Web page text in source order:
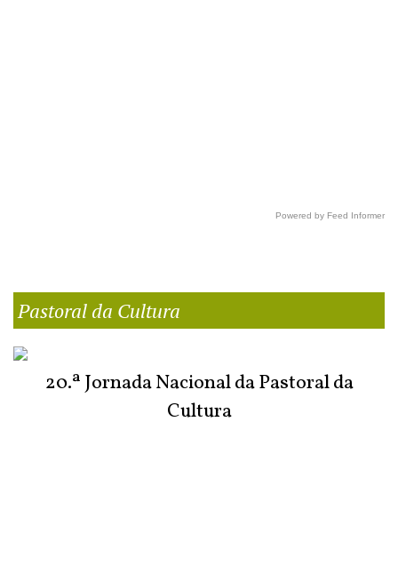
Powered by Feed Informer
Pastoral da Cultura
20.ª Jornada Nacional da Pastoral da
Cultura